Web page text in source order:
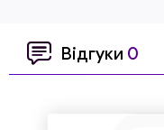
Відгуки 0